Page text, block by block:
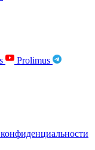
Prolimus